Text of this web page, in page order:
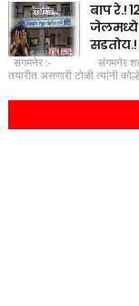
बाप रे.!
जेलमध्ये
संगमनेर :- संगमनेर शहर
तयारीत असणारी टोळी त्यांनी